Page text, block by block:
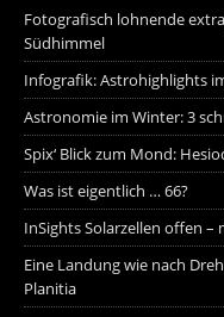
Fotografisch lohnende
Südhimmel
Infografik: Astrohighlights
Astronomie im Winter: 3
Spix‘ Blick zum Mond:
Was ist eigentlich … 66?
InSights Solarzellen offen –
Eine Landung wie nach
Planitia